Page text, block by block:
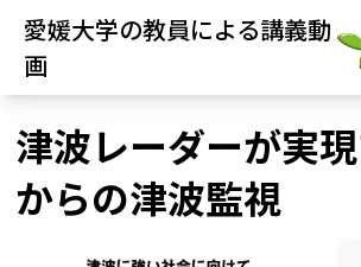
愛媛大学の教員による講義動
画
津波レーダーが実
からの津波監視